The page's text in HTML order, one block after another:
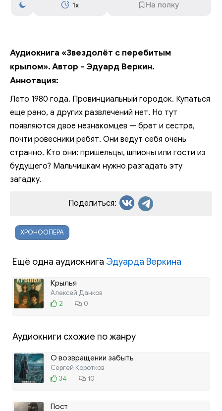
1x
Аудиокнига «Звездолёт с перебитым
крылом». Автор - Эдуард Веркин.
Аннотация:
Лето 1980 года. Провинциальный городок. Купаться
еще рано, а других развлечений нет. Но тут
появляются двое незнакомцев — брат и сестра,
почти ровесники ребят. Они ведут себя очень
странно. Кто они: пришельцы, шпионы или гости из
будущего? Мальчишкам нужно разгадать эту
загадку.
Поделиться:
ХРОНООПЕРА
Ещё одна аудиокнига Эдуарда Веркина
Крылья
Алексей Данков
2
0
Аудиокниги схожие по жанру
О возвращении забыть
Сергей Коротков
34
10
Пост